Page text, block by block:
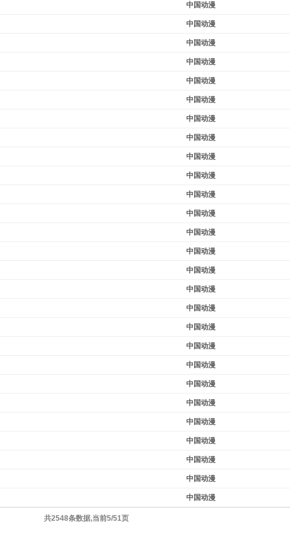
中国动漫
中国动漫
中国动漫
中国动漫
中国动漫
中国动漫
中国动漫
中国动漫
中国动漫
中国动漫
中国动漫
中国动漫
中国动漫
中国动漫
中国动漫
中国动漫
中国动漫
中国动漫
中国动漫
中国动漫
中国动漫
中国动漫
中国动漫
中国动漫
中国动漫
中国动漫
中国动漫
共2548条数据,当前5/51页